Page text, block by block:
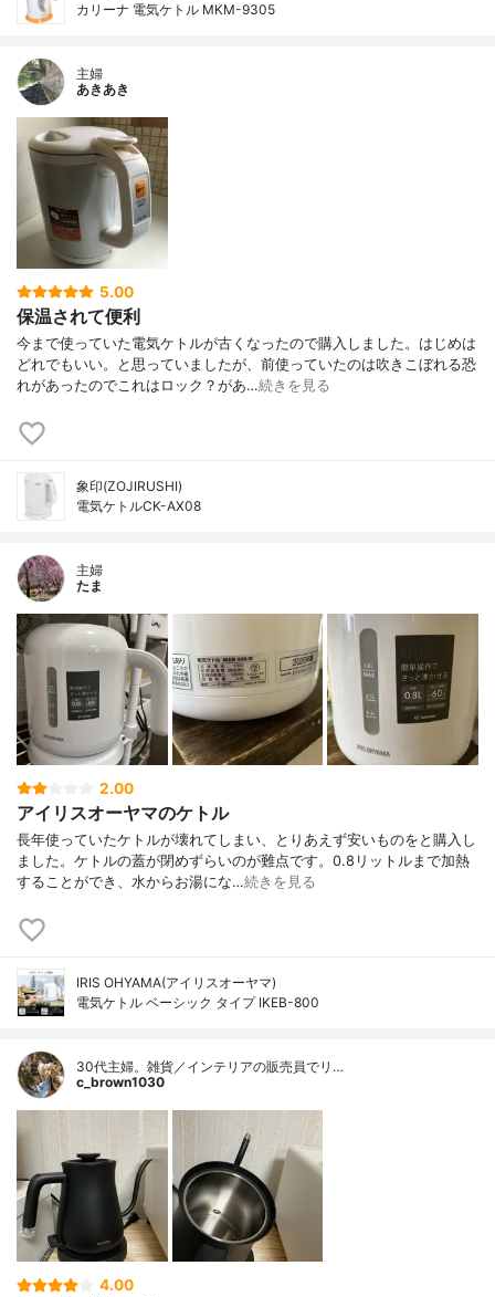
カリーナ 電気ケトル MKM-9305
主婦
あきあき
5.00
保温されて便利
今まで使っていた電気ケトルが古くなったので購入しました。はじめは
どれでもいい。と思っていましたが、前使っていたのは吹きこぼれる恐
れがあったのでこれはロック？があ…続きを見る
象印(ZOJIRUSHI)
電気ケトルCK-AX08
主婦
たま
2.00
アイリスオーヤマのケトル
長年使っていたケトルが壊れてしまい、とりあえず安いものをと購入し
ました。ケトルの蓋が閉めずらいのが難点です。0.8リットルまで加熱
することができ、水からお湯にな…続きを見る
IRIS OHYAMA(アイリスオーヤマ)
電気ケトル ベーシック タイプ IKEB-800
30代主婦。雑貨／インテリアの販売員でリ…
c_brown1030
4.00